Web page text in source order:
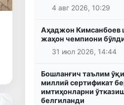
4 авг 2026, 10:29
Аҳаджон Кимсанбоев
жаҳон чемпиони
31 июл 2026, 14:44
Бошланғич таълим
миллий сертификат
имтиҳонларни
белгиланди